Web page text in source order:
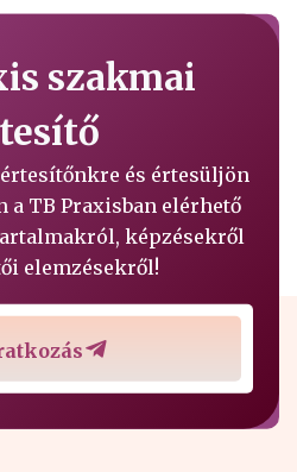
szakmai
és értesüljön
a TB Praxisban elérhető
képzésekről
elemzésekről!